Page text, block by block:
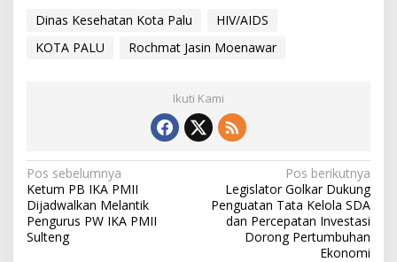
Dinas Kesehatan Kota Palu
HIV/AIDS
KOTA PALU
Rochmat Jasin Moenawar
Ikuti Kami
Navigasi
pos
Pos sebelumnya
Ketum PB IKA PMII
Dijadwalkan Melantik
Pengurus PW IKA PMII
Sulteng
Pos berikutnya
Legislator Golkar Dukung
Penguatan Tata Kelola SDA
dan Percepatan Investasi
Dorong Pertumbuhan
Ekonomi